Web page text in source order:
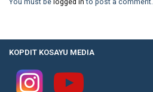
You must be logged in to post a comment.
KOPDIT KOSAYU MEDIA